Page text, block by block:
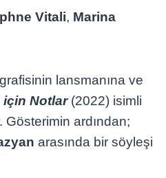
Vitali, Marina
lansmanına ve
için Notlar(2022) isimli
ardından;
arasında bir söyleşi